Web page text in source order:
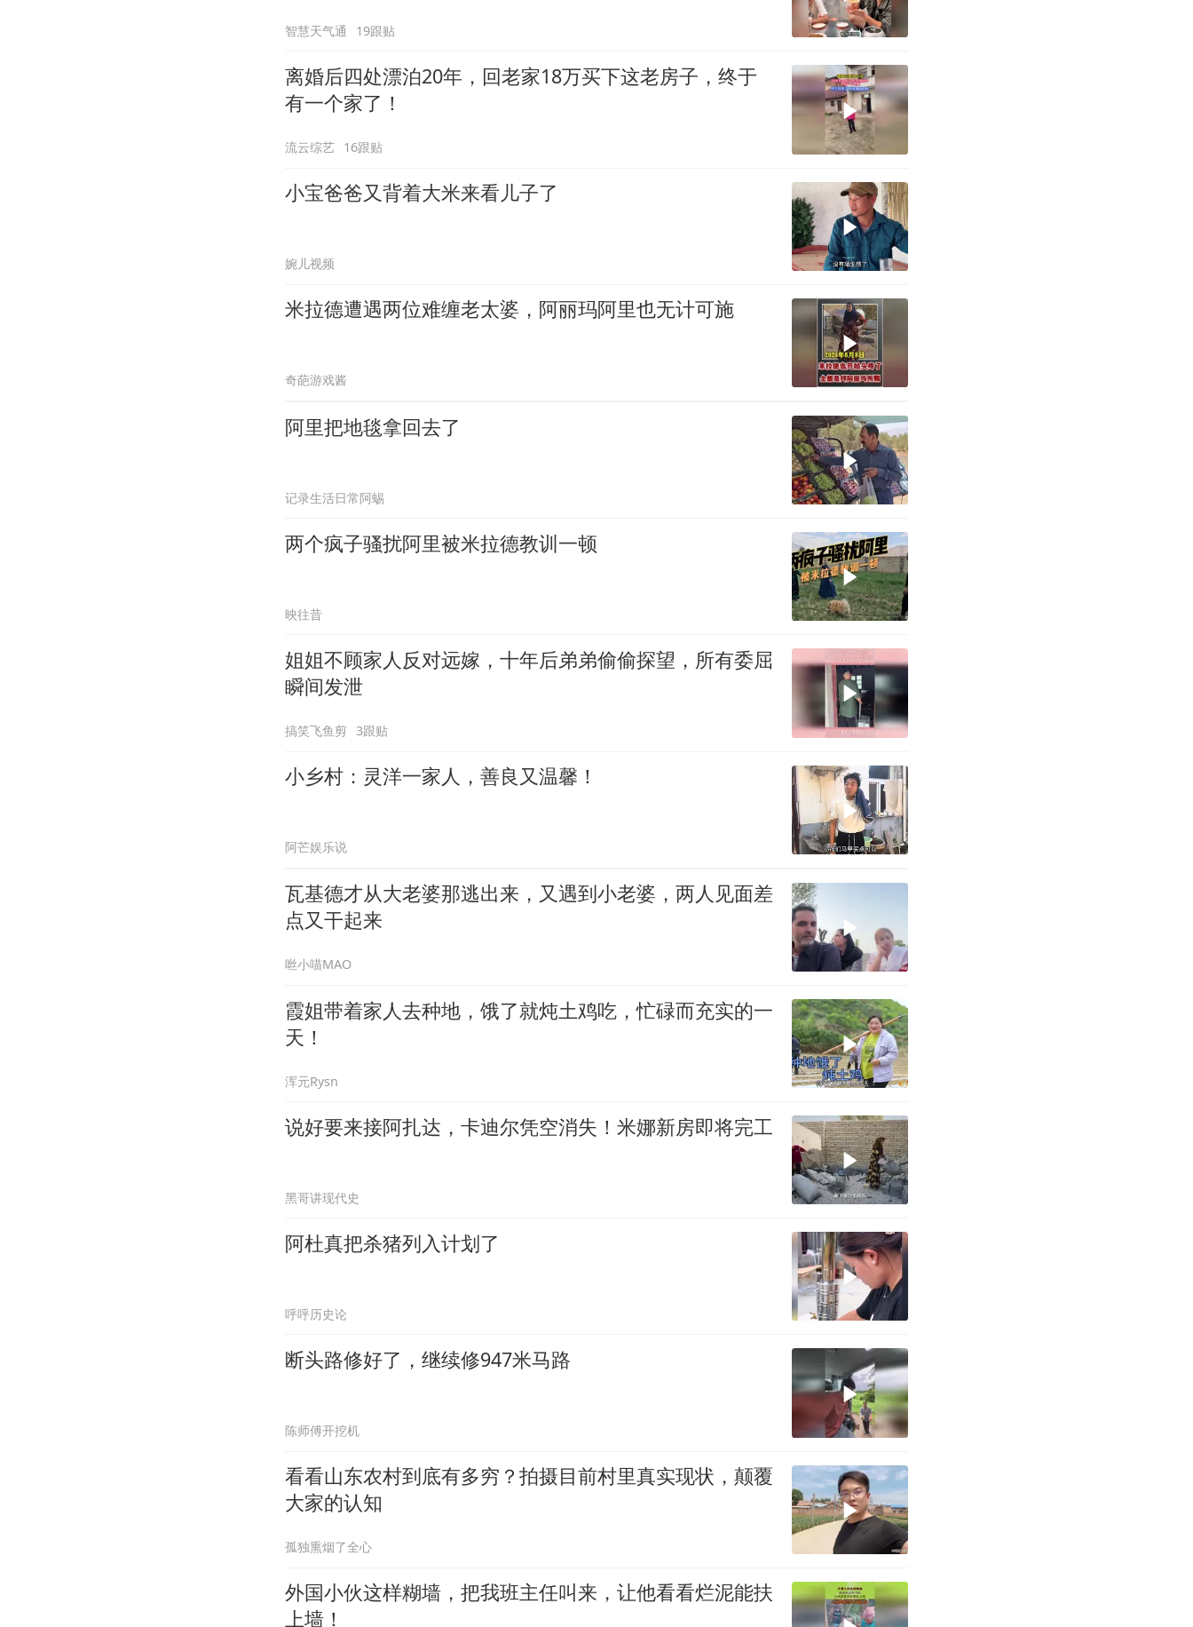
智慧天气通 19跟贴
离婚后四处漂泊20年，回老家18万买下这老房子，终于
有一个家了！
流云综艺 16跟贴
小宝爸爸又背着大米来看儿子了
婉儿视频
米拉德遭遇两位难缠老太婆，阿丽玛阿里也无计可施
奇葩游戏酱
阿里把地毯拿回去了
记录生活日常阿蜴
两个疯子骚扰阿里被米拉德教训一顿
映往昔
姐姐不顾家人反对远嫁，十年后弟弟偷偷探望，所有委屈
瞬间发泄
搞笑飞鱼剪 3跟贴
小乡村：灵洋一家人，善良又温馨！
阿芒娱乐说
瓦基德才从大老婆那逃出来，又遇到小老婆，两人见面差
点又干起来
咝小喵MAO
霞姐带着家人去种地，饿了就炖土鸡吃，忙碌而充实的一
天！
浑元Rysn
说好要来接阿扎达，卡迪尔凭空消失！米娜新房即将完工
黑哥讲现代史
阿杜真把杀猪列入计划了
呼呼历史论
断头路修好了，继续修947米马路
陈师傅开挖机
看看山东农村到底有多穷？拍摄目前村里真实现状，颠覆
大家的认知
孤独熏烟了全心
外国小伙这样糊墙，把我班主任叫来，让他看看烂泥能扶
上墙！